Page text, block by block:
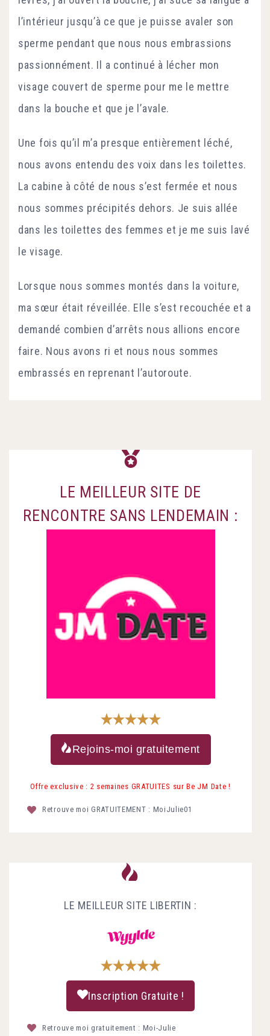
l’intérieur jusqu’à ce que je puisse avaler son
sperme pendant que nous nous embrassions
passionnément. Il a continué à lécher mon
visage couvert de sperme pour me le mettre
dans la bouche et que je l’avale.
Une fois qu’il m’a presque entièrement léché,
nous avons entendu des voix dans les toilettes.
La cabine à côté de nous s’est fermée et nous
nous sommes précipités dehors. Je suis allée
dans les toilettes des femmes et je me suis lavé
le visage.
Lorsque nous sommes montés dans la voiture,
ma sœur était réveillée. Elle s’est recouchée et a
demandé combien d’arrêts nous allions encore
faire. Nous avons ri et nous nous sommes
embrassés en reprenant l’autoroute.
LE MEILLEUR SITE DE
RENCONTRE SANS LENDEMAIN :
Rejoins-moi gratuitement
Offre exclusive : 2 semaines GRATUITES sur Be JM Date !
Retrouve moi GRATUITEMENT : MoiJulie01
LE MEILLEUR SITE LIBERTIN :
Inscription Gratuite !
Retrouve moi gratuitement : Moi-Julie